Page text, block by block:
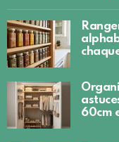
60cm